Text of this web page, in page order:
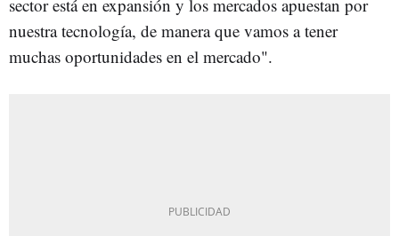
sector está en expansión y los mercados apuestan por
nuestra tecnología, de manera que vamos a tener
muchas oportunidades en el mercado".